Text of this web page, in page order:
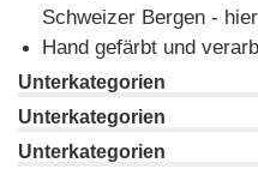
Schweizer Bergen -
Hand gefärbt und